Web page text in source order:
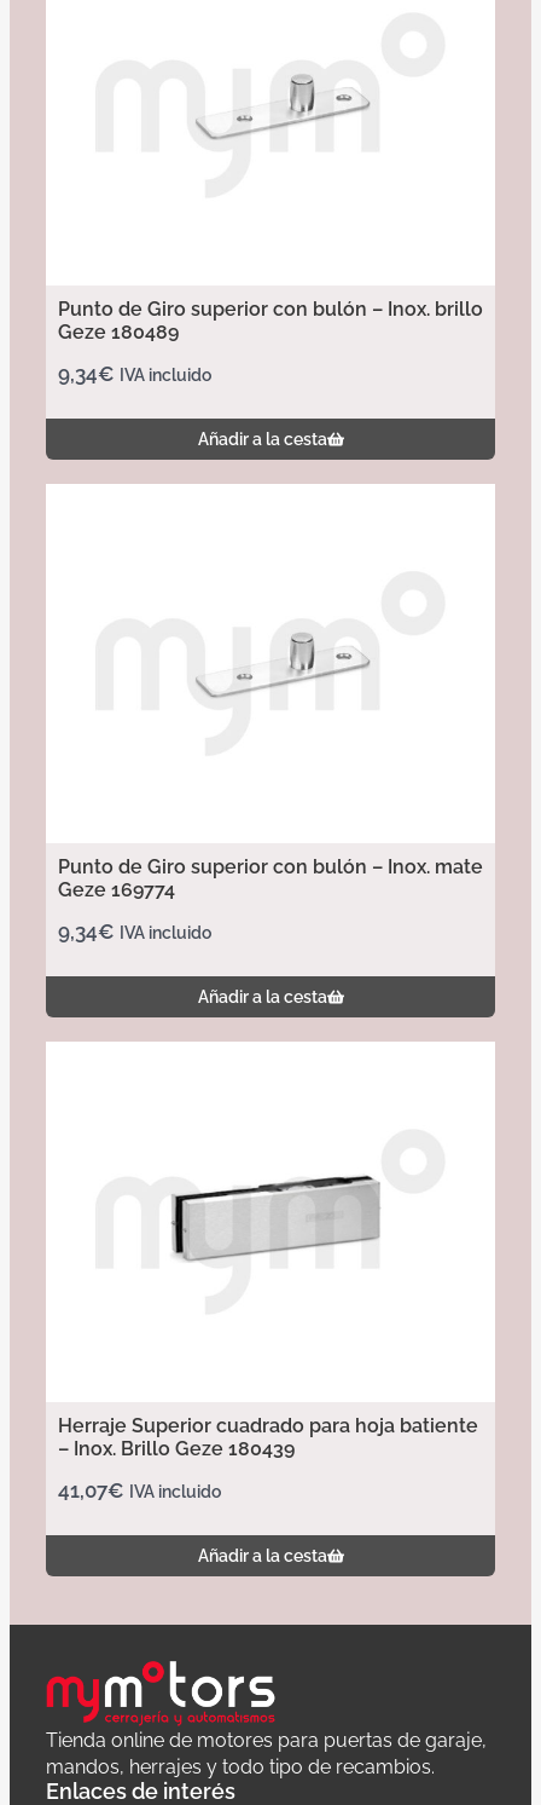
Punto de Giro superior con bulón – Inox. brillo
Geze 180489
9,34€ IVA incluido
Añadir a la cesta
Punto de Giro superior con bulón – Inox. mate
Geze 169774
9,34€ IVA incluido
Añadir a la cesta
Herraje Superior cuadrado para hoja batiente
– Inox. Brillo Geze 180439
41,07€ IVA incluido
Añadir a la cesta
Tienda online de motores para puertas de garaje,
mandos, herrajes y todo tipo de recambios.
Enlaces de interés